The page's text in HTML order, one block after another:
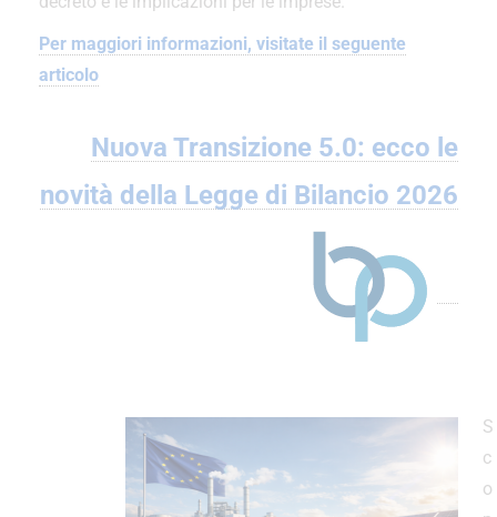
Per maggiori informazioni, visitate il seguente
articolo
Nuova Transizione 5.0: ecco le
novità della Legge di Bilancio 2026
S
c
o